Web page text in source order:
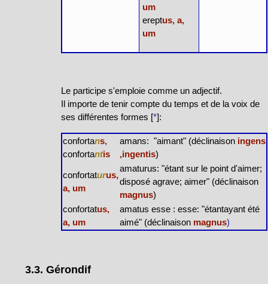
um
ereptus, a,
um
Le participe s'emploie comme un adjectif.
Il importe de tenir compte du temps et de la voix de
ses différentes formes [*]:
confortans,
confortantis
amans: "aimant" (déclinaison ingens
,ingentis)
confortaturus,
a, um
amaturus: "étant sur le point d'aimer;
disposé agrave; aimer" (déclinaison
magnus)
confortatus,
a, um
amatus esse : esse: "étantayant été
aimé" (déclinaison magnus)
3.3. Gérondif